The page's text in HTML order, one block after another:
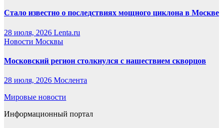
Стало известно о последствиях мощного циклона в Москве
28 июля, 2026 Lenta.ru
Новости Москвы
Московский регион столкнулся с нашествием скворцов
28 июля, 2026 Мослента
Мировые новости
Информационный портал